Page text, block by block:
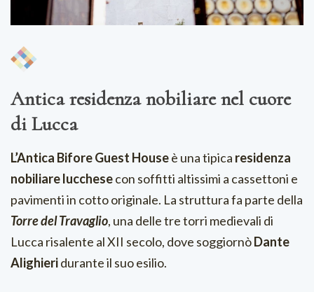
Antica residenza nobiliare nel cuore
di Lucca
L’Antica Bifore Guest Houseè una tipica residenza
nobiliarelucchesecon soffitti altissimi a cassettoni e
pavimenti in cotto originale. La struttura fa parte della
Torre del Travaglio, una delle tre torri medievali di
Lucca risalente al XII secolo, dove soggiornòDante
Alighieridurante il suo esilio.